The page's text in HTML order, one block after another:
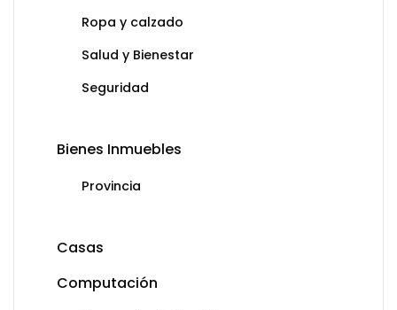
Ropa y calzado
Salud y Bienestar
Seguridad
Bienes Inmuebles
Provincia
Casas
Computación